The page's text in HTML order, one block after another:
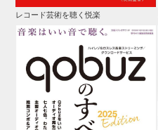
レコード芸術を聴く悦楽